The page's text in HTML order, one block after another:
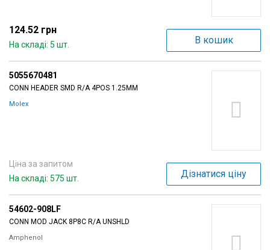
124.52 грн
На складі: 5 шт. В кошик
5055670481
CONN HEADER SMD R/A 4POS 1.25MM
Molex
Ціна за запитом
На складі: 575 шт.
Дізнатися ціну
54602-908LF
CONN MOD JACK 8P8C R/A UNSHLD
Amphenol